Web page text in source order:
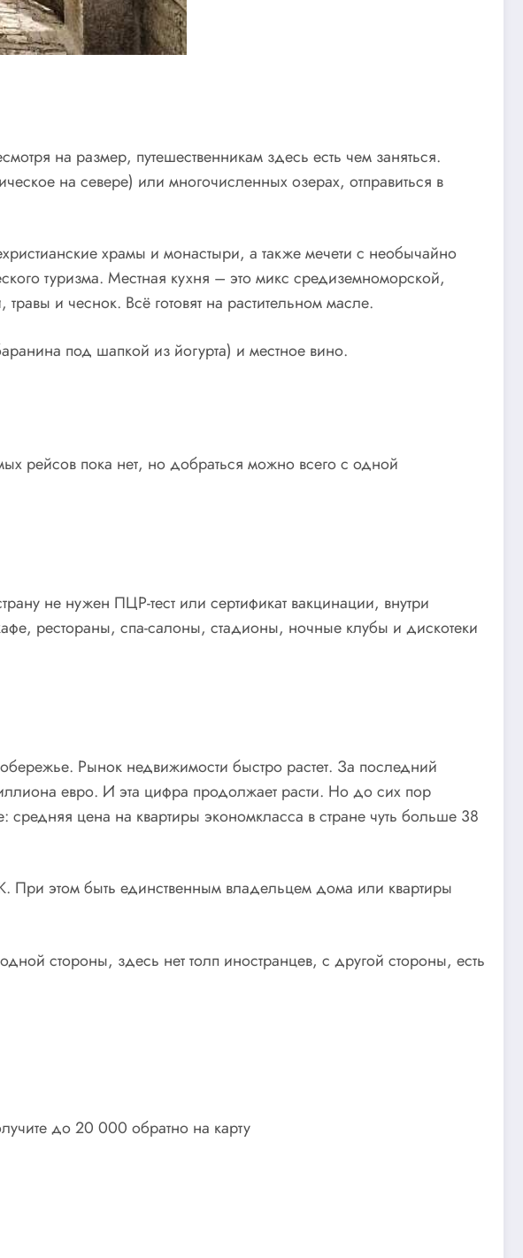
на размер, путешественникам здесь есть чем заняться.
на севере) или многочисленных озерах, отправиться в
храмы и монастыри, а также мечети с необычайно
туризма. Местная кухня – это микс средиземноморской,
и чеснок. Всё готовят на растительном масле.
под шапкой из йогурта) и местное вино.
рейсов пока нет, но добраться можно всего с одной
не нужен ПЦР-тест или сертификат вакцинации, внутри
рестораны, спа-салоны, стадионы, ночные клубы и дискотеки
Рынок недвижимости быстро растет. За последний
евро. И эта цифра продолжает расти. Но до сих пор
цена на квартиры экономкласса в стране чуть больше 38
этом быть единственным владельцем дома или квартиры
стороны, здесь нет толп иностранцев, с другой стороны, есть
до 20 000 обратно на карту